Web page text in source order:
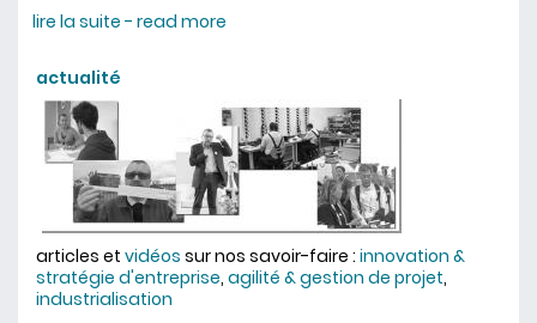
lire la suite - read more
actualité
articles et vidéos sur nos savoir-faire : innovation &
stratégie d'entreprise, agilité & gestion de projet,
industrialisation